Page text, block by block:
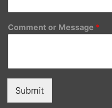
Comment or Message *
Submit